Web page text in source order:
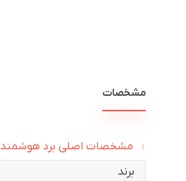
مشخصات
مشخصات اصلی برد هوشمند
برند